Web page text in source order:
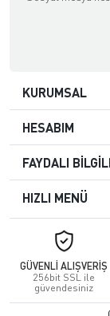
KURUMSAL
HESABIM
FAYDALI
HIZLI MENÜ
GÜVENLİ ALIŞVERİŞ
256bit SSL ile
güvendesiniz